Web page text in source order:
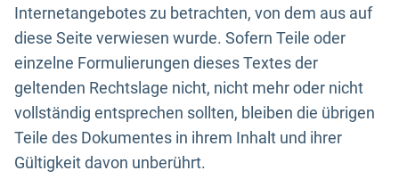
Internetangebotes zu betrachten, von dem aus auf
diese Seite verwiesen wurde. Sofern Teile oder
einzelne Formulierungen dieses Textes der
geltenden Rechtslage nicht, nicht mehr oder nicht
vollständig entsprechen sollten, bleiben die übrigen
Teile des Dokumentes in ihrem Inhalt und ihrer
Gültigkeit davon unberührt.